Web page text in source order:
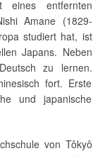
eines entfernten
Amane (1829-
studiert hat, ist
Japans. Neben
zu lernen.
fort. Erste
und japanische
von Tôkyô